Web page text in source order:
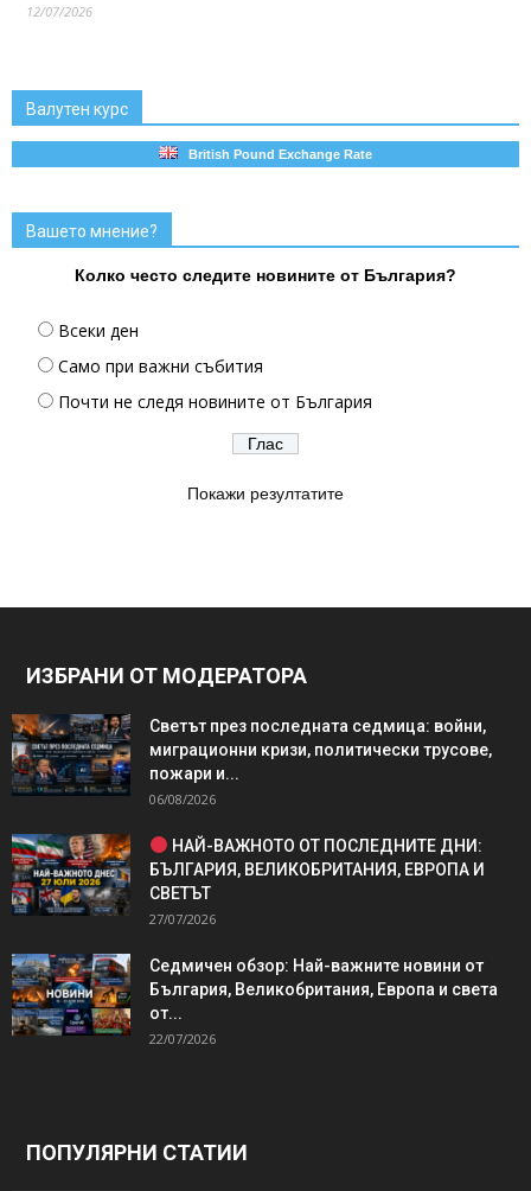
12/07/2026
Валутен курс
British Pound Exchange Rate
Вашето мнение?
Колко често следите новините от България?
Всеки ден
Само при важни събития
Почти не следя новините от България
Покажи резултатите
ИЗБРАНИ ОТ МОДЕРАТОРА
Светът през последната седмица: войни,
миграционни кризи, политически трусове,
пожари и...
06/08/2026
НАЙ-ВАЖНОТО ОТ ПОСЛЕДНИТЕ ДНИ:
БЪЛГАРИЯ, ВЕЛИКОБРИТАНИЯ, ЕВРОПА И
СВЕТЪТ
27/07/2026
Седмичен обзор: Най-важните новини от
България, Великобритания, Европа и света
от...
22/07/2026
ПОПУЛЯРНИ СТАТИИ